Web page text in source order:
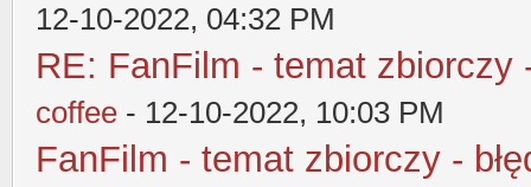
12-10-2022, 04:32 PM
RE: FanFilm - temat zbiorczy
coffee - 12-10-2022, 10:03 PM
FanFilm - temat zbiorczy -